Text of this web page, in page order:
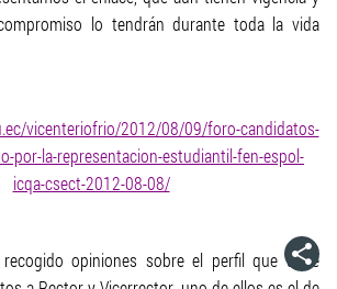
lo tendrán durante toda la vida
vicenteriofrio/2012/08/09/foro-candidatos-
por-la-representacion-estudiantil-fen-espol-
icqa-csect-2012-08-08/
opiniones sobre el perfil que debe